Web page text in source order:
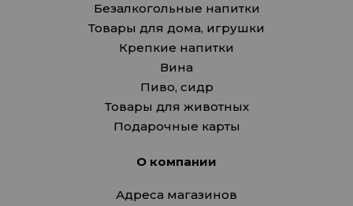
Безалкогольные напитки
Товары для дома, игрушки
Крепкие напитки
Вина
Пиво, сидр
Товары для животных
Подарочные карты
О компании
Адреса магазинов